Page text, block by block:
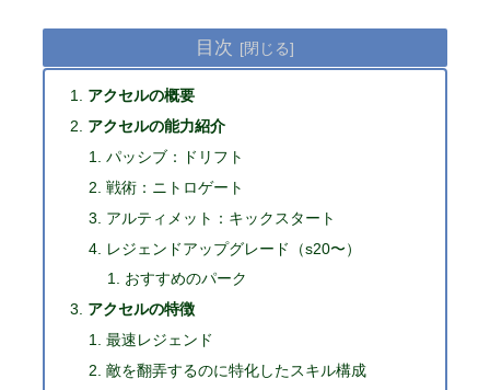
目次
アクセルの概要
アクセルの能力紹介
パッシブ：ドリフト
戦術：ニトロゲート
アルティメット：キックスタート
レジェンドアップグレード（s20〜）
おすすめのパーク
アクセルの特徴
最速レジェンド
敵を翻弄するのに特化したスキル構成